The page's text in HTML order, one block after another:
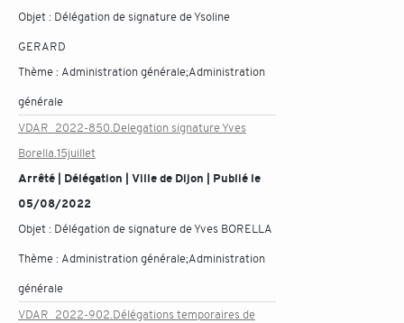
Objet : Délégation de signature de Ysoline
GERARD
Thème : Administration générale;Administration
générale
VDAR_2022-850.Delegation signature Yves
Borella.15juillet
Arrêté | Délégation | Ville de Dijon | Publié le
05/08/2022
Objet : Délégation de signature de Yves BORELLA
Thème : Administration générale;Administration
générale
VDAR_2022-902.Délégations temporaires de